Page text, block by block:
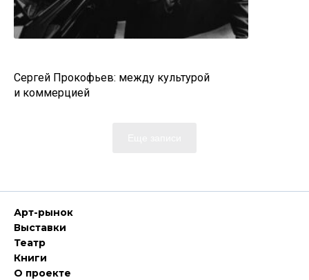
Сергей Прокофьев: между культурой
и коммерцией
Арт-рынок
Выставки
Театр
Книги
О проекте